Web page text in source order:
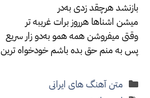
باز‌نشد هرچقد زدی به‌در
میشن اشناها هرروز برات غریبه تر
وقتی میفروشن همه همو به‌د‌و زار سریع
پس به منم حق بده باشم خودخواه ترین
دسته‌ها
متن آهنگ های ایرانی